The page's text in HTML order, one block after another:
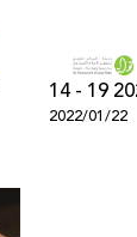
2022/01/22